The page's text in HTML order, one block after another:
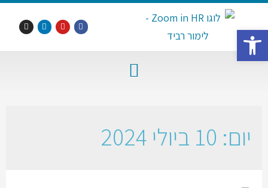
פתח סרגל נגישות
יום: 10 ביולי 2024